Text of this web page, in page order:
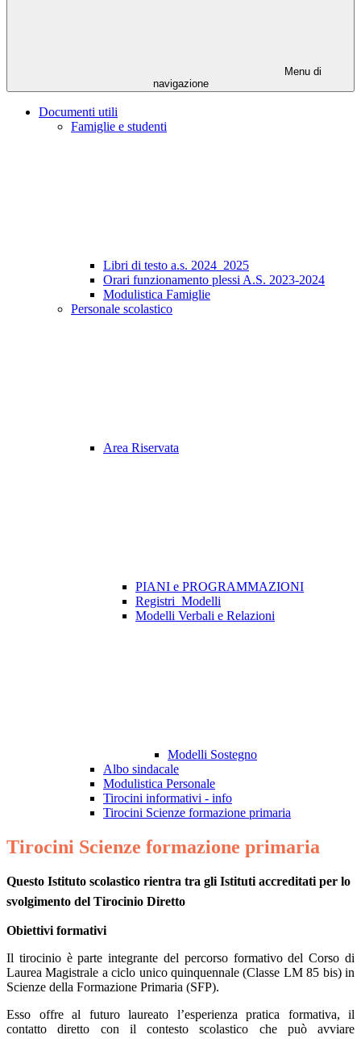
Menu di
navigazione
Documenti utili
Famiglie e studenti
Libri di testo a.s. 2024_2025
Orari funzionamento plessi A.S. 2023-2024
Modulistica Famiglie
Personale scolastico
Area Riservata
PIANI e PROGRAMMAZIONI
Registri_Modelli
Modelli Verbali e Relazioni
Modelli Sostegno
Albo sindacale
Modulistica Personale
Tirocini informativi - info
Tirocini Scienze formazione primaria
Tirocini Scienze formazione primaria
Questo Istituto scolastico rientra tra gli Istituti accreditati per lo
svolgimento del Tirocinio Diretto
Obiettivi formativi
Il tirocinio è parte integrante del percorso formativo del Corso di
Laurea Magistrale a ciclo unico quinquennale (Classe LM 85 bis) in
Scienze della Formazione Primaria (SFP).
Esso offre al futuro laureato l’esperienza pratica formativa, il
contatto diretto con il contesto scolastico che può avviare